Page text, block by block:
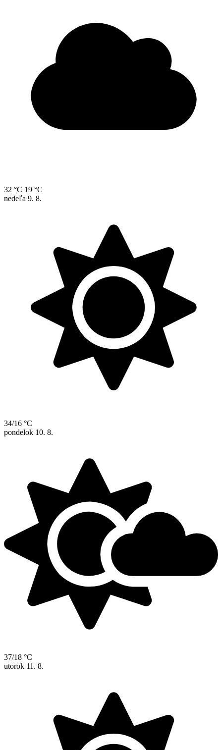
32 °C 19 °C
nedeľa 9. 8.
34/16 °C
pondelok 10. 8.
37/18 °C
utorok 11. 8.